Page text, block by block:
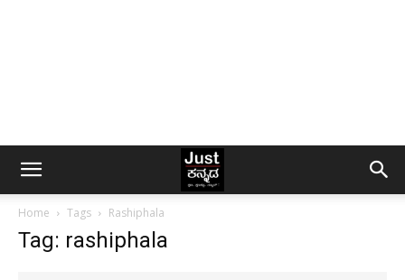
Home Tags Rashiphala
Tag: rashiphala